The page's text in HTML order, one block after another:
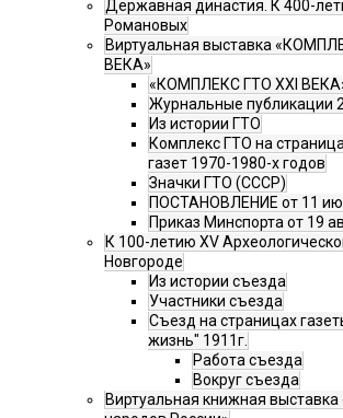
Державная династия. К 400-
Романовых
Виртуальная выставка
ВЕКА»
«КОМПЛЕКС ГТО XXI
Журнальные публикации
Из истории ГТО
Комплекс ГТО на
газет 1970-1980-х годов
Значки ГТО (СССР)
ПОСТАНОВЛЕНИЕ от 11
Приказ Минспорта от 19
К 100-летию XV
Новгороде
Из истории съезда
Участники съезда
Cъезд на страницах
жизнь" 1911г.
Работа съезда
Вокруг съезда
Виртуальная книжная выставка